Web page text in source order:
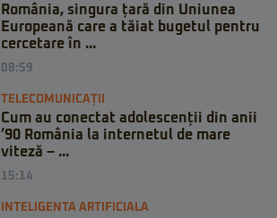
România, singura țară din Uniunea
Europeană care a tăiat bugetul pentru
cercetare în ...
08:59
TELECOMUNICAȚII
Cum au conectat adolescenții din anii
’90 România la internetul de mare
viteză – ...
15:14
INTELIGENTA ARTIFICIALA